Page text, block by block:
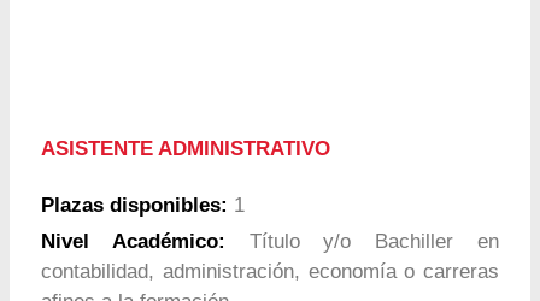
ASISTENTE ADMINISTRATIVO
Plazas disponibles: 1
Nivel Académico: Título y/o Bachiller en
contabilidad, administración, economía o carreras